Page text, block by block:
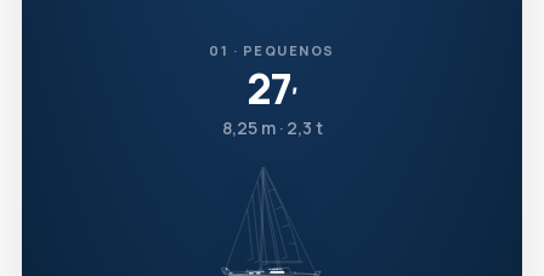
01 · PEQUENOS
27′
8,25 m · 2,3 t